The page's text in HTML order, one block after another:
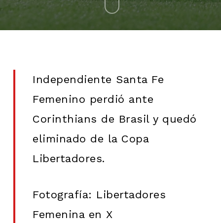
Independiente Santa Fe
Femenino perdió ante
Corinthians de Brasil y quedó
eliminado de la Copa
Libertadores.
Fotografía: Libertadores
Femenina en X